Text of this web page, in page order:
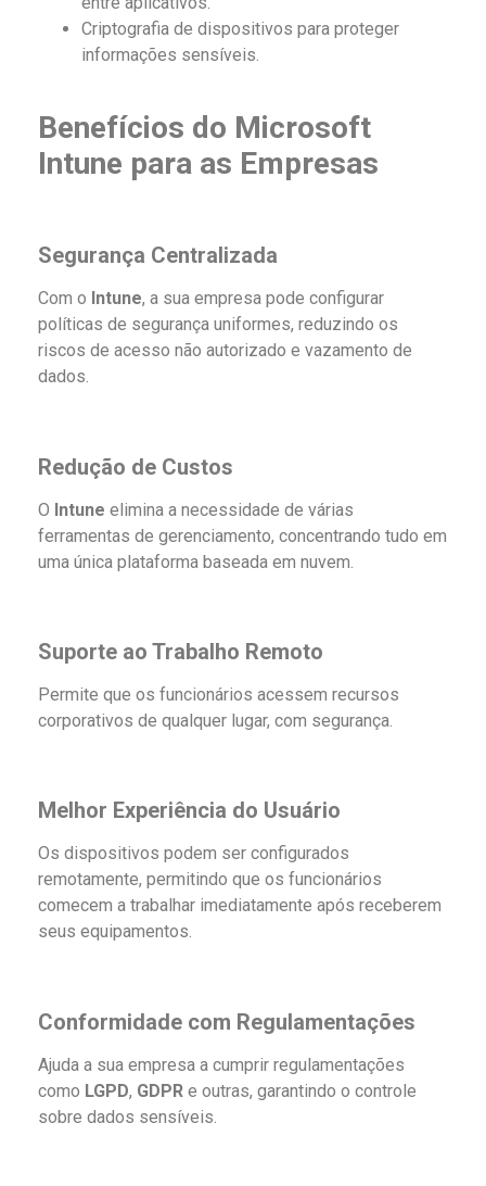
Criptografia de dispositivos para proteger
informações sensíveis.
Benefícios do Microsoft
Intune para as Empresas
Segurança Centralizada
Com o Intune, a sua empresa pode configurar
políticas de segurança uniformes, reduzindo os
riscos de acesso não autorizado e vazamento de
dados.
Redução de Custos
O Intune elimina a necessidade de várias
ferramentas de gerenciamento, concentrando tudo em
uma única plataforma baseada em nuvem.
Suporte ao Trabalho Remoto
Permite que os funcionários acessem recursos
corporativos de qualquer lugar, com segurança.
Melhor Experiência do Usuário
Os dispositivos podem ser configurados
remotamente, permitindo que os funcionários
comecem a trabalhar imediatamente após receberem
seus equipamentos.
Conformidade com Regulamentações
Ajuda a sua empresa a cumprir regulamentações
como LGPD, GDPR e outras, garantindo o controle
sobre dados sensíveis.